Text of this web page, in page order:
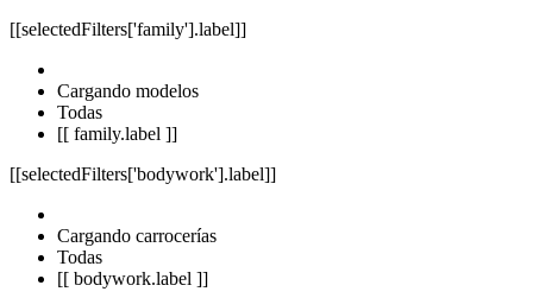
[[selectedFilters['family'].label]]
Cargando modelos
Todas
[[ family.label ]]
[[selectedFilters['bodywork'].label]]
Cargando carrocerías
Todas
[[ bodywork.label ]]